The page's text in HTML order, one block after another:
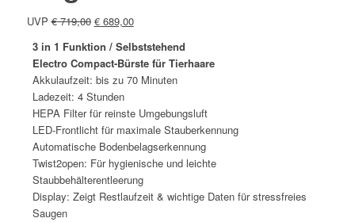
UVP€719,00 Ursprünglicher
war:
€ 719,00
€689,00Aktueller
ist:
€ 689,00.
3 in 1 Funktion / Selbststehend
Electro Compact-Bürste für Tierhaare
Akkulaufzeit: bis zu 70 Minuten
Ladezeit: 4 Stunden
HEPA Filter für reinste Umgebungsluft
LED-Frontlicht für maximale Stauberkennung
Automatische Bodenbelagserkennung
Twist2open: Für hygienische und leichte
Staubbehälterentleerung
Display: Zeigt Restlaufzeit & wichtige Daten für stressfreies
Saugen